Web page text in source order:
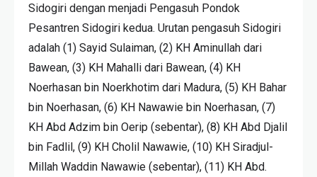
Sidogiri dengan menjadi Pengasuh Pondok
Pesantren Sidogiri kedua. Urutan pengasuh Sidogiri
adalah (1) Sayid Sulaiman, (2) KH Aminullah dari
Bawean, (3) KH Mahalli dari Bawean, (4) KH
Noerhasan bin Noerkhotim dari Madura, (5) KH Bahar
bin Noerhasan, (6) KH Nawawie bin Noerhasan, (7)
KH Abd Adzim bin Oerip (sebentar), (8) KH Abd Djalil
bin Fadlil, (9) KH Cholil Nawawie, (10) KH Siradjul-
Millah Waddin Nawawie (sebentar), (11) KH Abd.